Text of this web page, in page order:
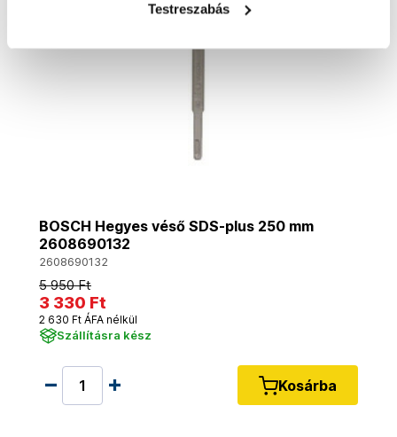
Testreszabás
BOSCH Hegyes véső SDS-plus 250 mm
2608690132
2608690132
5 950 Ft
3 330 Ft
2 630 Ft ÁFA nélkül
Szállításra kész
Kosárba